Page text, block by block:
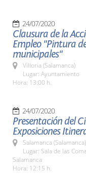
24/07/2020
Clausura de la
Empleo "Pintura
municipales"
Villoria (Salamanca)
Lugar: Ayuntamiento
Hora: 13:00 h.
24/07/2020
Presentación del
Exposiciones
Salamanca (Salamanca)
Lugar: Sala de las
Salamanca
Hora: 12:15 h.